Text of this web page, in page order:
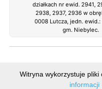
działkach nr ewid. 2941,
2938, 2937, 2936 w
0008 Lutcza, jedn. ewid.:
gm. Niebylec.
Witryna wykorzystuje pliki
informacji